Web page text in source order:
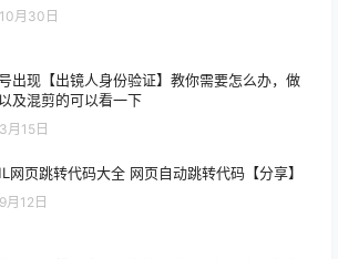
月30日
出现【出镜人身份验证】教你需要怎么办，做
及混剪的可以看一下
月15日
网页跳转代码大全 网页自动跳转代码【分享】
月12日